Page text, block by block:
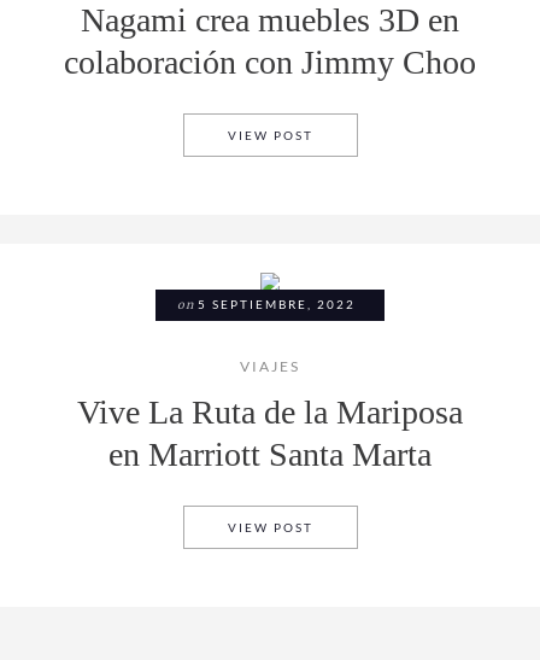
Nagami crea muebles 3D en
colaboración con Jimmy Choo
VIEW POST
on 5 SEPTIEMBRE, 2022
VIAJES
Vive La Ruta de la Mariposa
en Marriott Santa Marta
VIEW POST